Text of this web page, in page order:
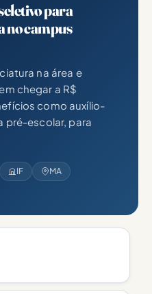
para
no campus
na área e
chegar a R$
como auxílio-
pré-escolar, para
IF
MA